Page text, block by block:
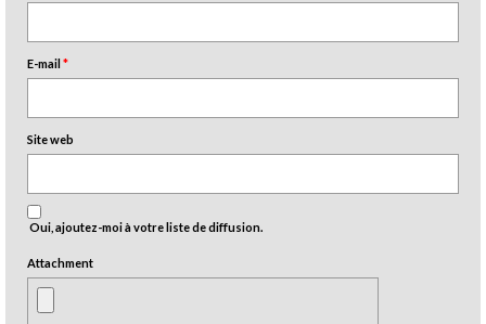
E-mail*
Site web
Oui, ajoutez-moi à votre liste de diffusion.
Attachment